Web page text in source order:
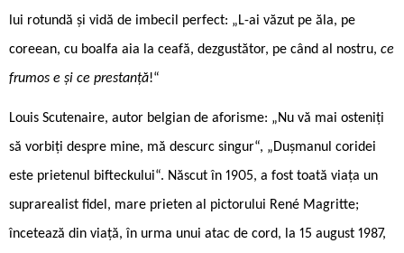
lui rotundă și vidă de imbecil perfect: „L-ai văzut pe ăla, pe
coreean, cu boalfa aia la ceafă, dezgustător, pe când al nostru, ce
frumos e și ce prestanță!“
Louis Scutenaire, autor belgian de aforisme: „Nu vă mai osteniți
să vorbiți despre mine, mă descurc singur“, „Dușmanul coridei
este prietenul bifteckului“. Născut în 1905, a fost toată viața un
suprarealist fidel, mare prieten al pictorului René Magritte;
încetează din viață, în urma unui atac de cord, la 15 august 1987,